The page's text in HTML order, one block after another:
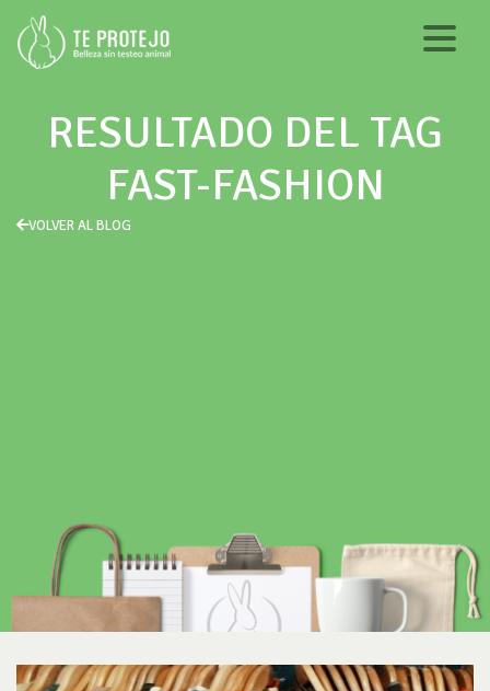
RESULTADO DEL TAG
FAST-FASHION
VOLVER AL BLOG